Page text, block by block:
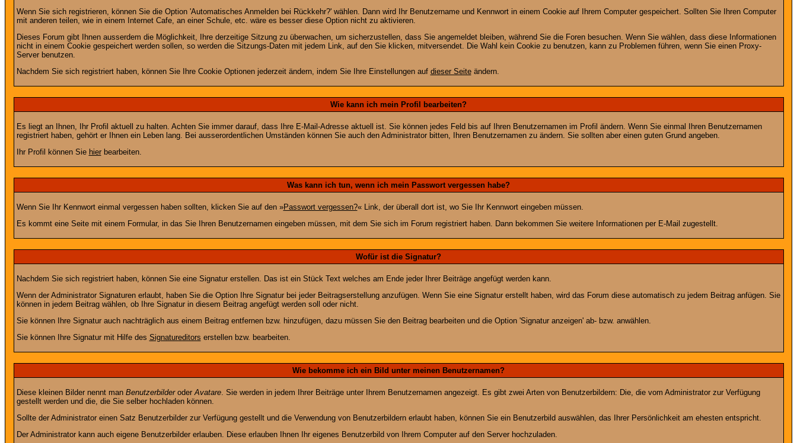
Wenn Sie sich registrieren, können Sie die Option 'Automatisches Anmelden bei Rückkehr?' wählen. Dann wird Ihr Benutzername und Kennwort in einem Cookie auf Ihrem Computer gespeichert. Sollten Sie Ihren Computer
mit anderen teilen, wie in einem Internet Cafe, an einer Schule, etc. wäre es besser diese Option nicht zu aktivieren.
Dieses Forum gibt Ihnen ausserdem die Möglichkeit, Ihre derzeitige Sitzung zu überwachen, um sicherzustellen, dass Sie angemeldet bleiben, während Sie die Foren besuchen. Wenn Sie wählen, dass diese Informationen
nicht in einem Cookie gespeichert werden sollen, so werden die Sitzungs-Daten mit jedem Link, auf den Sie klicken, mitversendet. Die Wahl kein Cookie zu benutzen, kann zu Problemen führen, wenn Sie einen Proxy-
Server benutzen.
Nachdem Sie sich registriert haben, können Sie Ihre Cookie Optionen jederzeit ändern, indem Sie Ihre Einstellungen auf dieser Seiteändern.
Wie kann ich mein Profil bearbeiten?
Es liegt an Ihnen, Ihr Profil aktuell zu halten. Achten Sie immer darauf, dass Ihre E-Mail-Adresse aktuell ist. Sie können jedes Feld bis auf Ihren Benutzernamen im Profil ändern. Wenn Sie einmal Ihren Benutzernamen
registriert haben, gehört er Ihnen ein Leben lang. Bei ausserordentlichen Umständen können Sie auch den Administrator bitten, Ihren Benutzernamen zu ändern. Sie sollten aber einen guten Grund angeben.
Ihr Profil können Sie hierbearbeiten.
Was kann ich tun, wenn ich mein Passwort vergessen habe?
Wenn Sie Ihr Kennwort einmal vergessen haben sollten, klicken Sie auf den »Passwort vergessen?« Link, der überall dort ist, wo Sie Ihr Kennwort eingeben müssen.
Es kommt eine Seite mit einem Formular, in das Sie Ihren Benutzernamen eingeben müssen, mit dem Sie sich im Forum registriert haben. Dann bekommen Sie weitere Informationen per E-Mail zugestellt.
Wofür ist die Signatur?
Nachdem Sie sich registriert haben, können Sie eine Signatur erstellen. Das ist ein Stück Text welches am Ende jeder Ihrer Beiträge angefügt werden kann.
Wenn der Administrator Signaturen erlaubt, haben Sie die Option Ihre Signatur bei jeder Beitragserstellung anzufügen. Wenn Sie eine Signatur erstellt haben, wird das Forum diese automatisch zu jedem Beitrag anfügen. Sie
können in jedem Beitrag wählen, ob Ihre Signatur in diesem Beitrag angefügt werden soll oder nicht.
Sie können Ihre Signatur auch nachträglich aus einem Beitrag entfernen bzw. hinzufügen, dazu müssen Sie den Beitrag bearbeiten und die Option 'Signatur anzeigen' ab- bzw. anwählen.
Sie können Ihre Signatur mit Hilfe des Signatureditors erstellen bzw. bearbeiten.
Wie bekomme ich ein Bild unter meinen Benutzernamen?
Diese kleinen Bilder nennt man BenutzerbilderoderAvatare. Sie werden in jedem Ihrer Beiträge unter Ihrem Benutzernamen angezeigt. Es gibt zwei Arten von Benutzerbildern: Die, die vom Administrator zur Verfügung
gestellt werden und die, die Sie selber hochladen können.
Sollte der Administrator einen Satz Benutzerbilder zur Verfügung gestellt und die Verwendung von Benutzerbildern erlaubt haben, können Sie ein Benutzerbild auswählen, das Ihrer Persönlichkeit am ehesten entspricht.
Der Administrator kann auch eigene Benutzerbilder erlauben. Diese erlauben Ihnen Ihr eigenes Benutzerbild von Ihrem Computer auf den Server hochzuladen.